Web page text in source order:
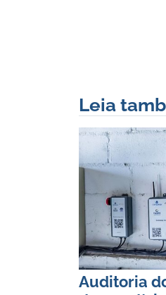
Leia
Auditoria